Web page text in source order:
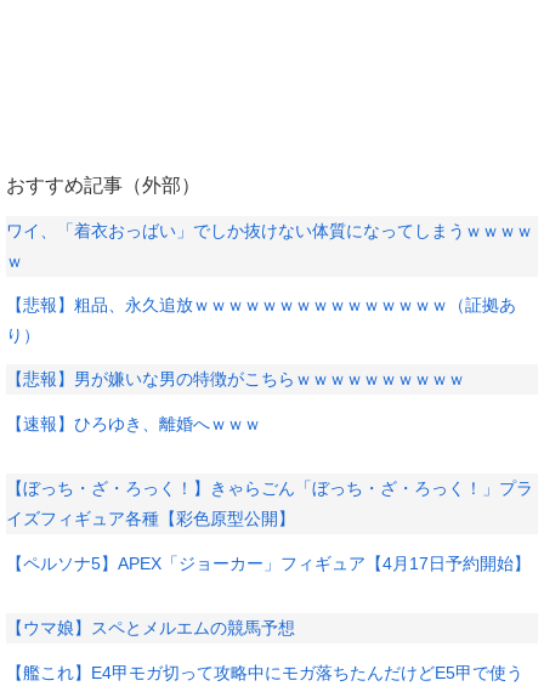
おすすめ記事（外部）
ワイ、「着衣おっばい」でしか抜けない体質になってしまうｗｗｗｗ
ｗ
【悲報】粗品、永久追放ｗｗｗｗｗｗｗｗｗｗｗｗｗｗｗ（証拠あ
り）
【悲報】男が嫌いな男の特徴がこちらｗｗｗｗｗｗｗｗｗｗ
【速報】ひろゆき、離婚へｗｗｗ
【ぼっち・ざ・ろっく！】きゃらごん「ぼっち・ざ・ろっく！」プラ
イズフィギュア各種【彩色原型公開】
【ペルソナ5】APEX「ジョーカー」フィギュア【4月17日予約開始】
【ウマ娘】スペとメルエムの競馬予想
【艦これ】E4甲モガ切って攻略中にモガ落ちたんだけどE5甲で使う